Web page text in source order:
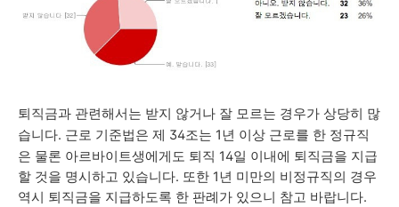
퇴직금과 관련해서는 받지 않거나 잘 모르는 경우가 상당히 많
습니다. 근로 기준법은 제 34조는 1년 이상 근로를 한 정규직
은 물론 아르바이트생에게도 퇴직 14일 이내에 퇴직금을 지급
할 것을 명시하고 있습니다. 또한 1년 미만의 비정규직의 경우
역시 퇴직금을 지급하도록 한 판례가 있으니 참고 바랍니다.